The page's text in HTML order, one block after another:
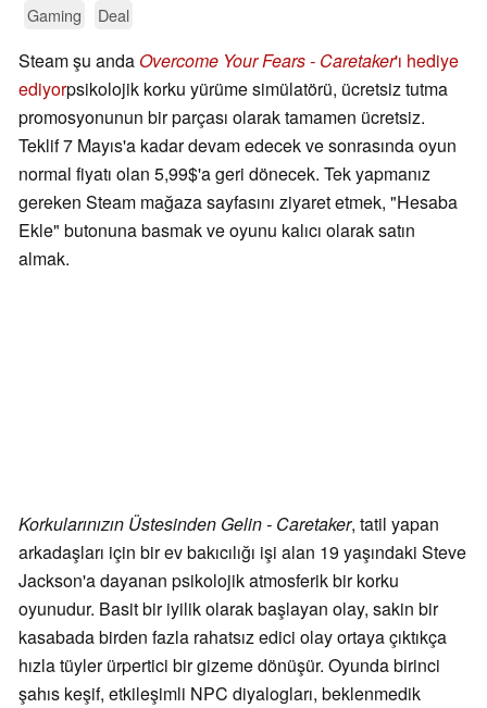
Gaming Deal
Steam şu anda Overcome Your Fears - Caretaker'ı hediye
ediyorpsikolojik korku yürüme simülatörü, ücretsiz tutma
promosyonunun bir parçası olarak tamamen ücretsiz.
Teklif 7 Mayıs'a kadar devam edecek ve sonrasında oyun
normal fiyatı olan 5,99$'a geri dönecek. Tek yapmanız
gereken Steam mağaza sayfasını ziyaret etmek, "Hesaba
Ekle" butonuna basmak ve oyunu kalıcı olarak satın
almak.
Korkularınızın Üstesinden Gelin - Caretaker, tatil yapan
arkadaşları için bir ev bakıcılığı işi alan 19 yaşındaki Steve
Jackson'a dayanan psikolojik atmosferik bir korku
oyunudur. Basit bir iyilik olarak başlayan olay, sakin bir
kasabada birden fazla rahatsız edici olay ortaya çıktıkça
hızla tüyler ürpertici bir gizeme dönüşür. Oyunda birinci
şahıs keşif, etkileşimli NPC diyalogları, beklenmedik